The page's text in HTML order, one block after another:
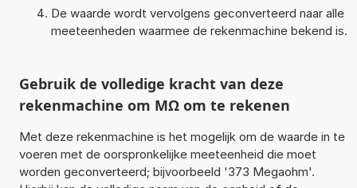
De waarde wordt vervolgens geconverteerd naar alle
meeteenheden waarmee de rekenmachine bekend is.
Gebruik de volledige kracht van deze
rekenmachine om MΩ om te rekenen
Met deze rekenmachine is het mogelijk om de waarde in te
voeren met de oorspronkelijke meeteenheid die moet
worden geconverteerd; bijvoorbeeld '373 Megaohm'.